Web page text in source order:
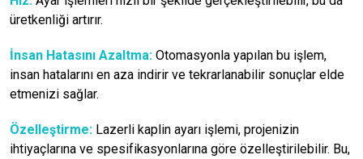
üretkenliği artırır.
İnsan Hatasını Azaltma: Otomasyonla yapılan bu işlem,
insan hatalarını en aza indirir ve tekrarlanabilir sonuçlar elde
etmenizi sağlar.
Özelleştirme: Lazerli kaplin ayarı işlemi, projenizin
ihtiyaçlarına ve spesifikasyonlarına göre özelleştirilebilir. Bu,